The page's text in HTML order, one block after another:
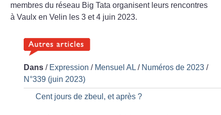
membres du réseau Big Tata organisent leurs rencontres
à Vaulx en Velin les 3 et 4 juin 2023.
Dans / Expression / Mensuel AL / Numéros de 2023 /
N°339 (juin 2023)
Cent jours de zbeul, et après ?